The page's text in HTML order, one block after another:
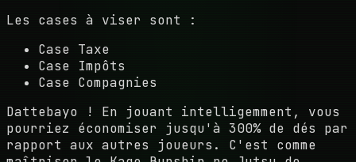
Les cases à viser sont :
Case Taxe
Case Impôts
Case Compagnies
Dattebayo ! En jouant intelligemment, vous
pourriez économiser jusqu'à 300% de dés par
rapport aux autres joueurs. C'est comme